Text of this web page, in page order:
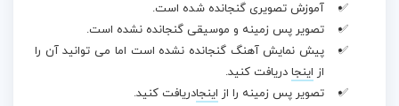
آموزش تصویری گنجانده شده است.
تصویر پس زمینه و موسیقی گنجانده نشده است.
پیش نمایش آهنگ گنجانده نشده است اما می توانید آن را
از اینجا دریافت کنید.
تصویر پس زمینه را از اینجادریافت کنید.